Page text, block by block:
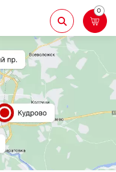
Назад
Aberhof
Adelar
Alfa
AllureFloor
0